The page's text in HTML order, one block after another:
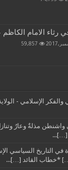
رثاء الامام الكاظم
59,857
والفكر الإسلامي -
مذلةٌ وعارٌ
[…]...
في التاريخ السياسي
[…] *خطاب القائد […]...